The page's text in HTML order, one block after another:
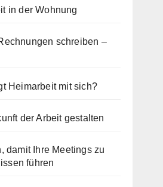
in der Wohnung
schreiben –
Heimarbeit mit sich?
der Arbeit gestalten
damit Ihre Meetings zu
führen